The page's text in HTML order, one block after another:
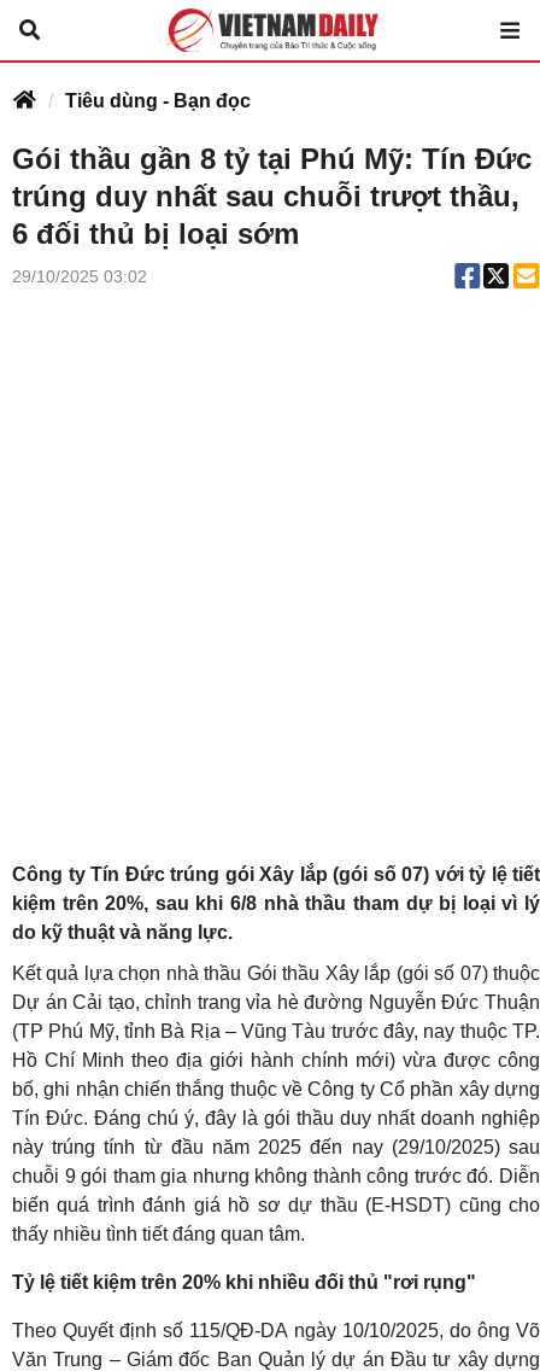
Tiêu dùng - Bạn đọc
Gói thầu gần 8 tỷ tại Phú Mỹ: Tín Đức
trúng duy nhất sau chuỗi trượt thầu,
6 đối thủ bị loại sớm
29/10/2025 03:02
Công ty Tín Đức trúng gói Xây lắp (gói số 07) với tỷ lệ tiết
kiệm trên 20%, sau khi 6/8 nhà thầu tham dự bị loại vì lý
do kỹ thuật và năng lực.
Kết quả lựa chọn nhà thầu Gói thầu Xây lắp (gói số 07) thuộc
Dự án Cải tạo, chỉnh trang vỉa hè đường Nguyễn Đức Thuận
(TP Phú Mỹ, tỉnh Bà Rịa – Vũng Tàu trước đây, nay thuộc TP.
Hồ Chí Minh theo địa giới hành chính mới) vừa được công
bố, ghi nhận chiến thắng thuộc về Công ty Cổ phần xây dựng
Tín Đức. Đáng chú ý, đây là gói thầu duy nhất doanh nghiệp
này trúng tính từ đầu năm 2025 đến nay (29/10/2025) sau
chuỗi 9 gói tham gia nhưng không thành công trước đó. Diễn
biến quá trình đánh giá hồ sơ dự thầu (E-HSDT) cũng cho
thấy nhiều tình tiết đáng quan tâm.
Tỷ lệ tiết kiệm trên 20% khi nhiều đối thủ "rơi rụng"
Theo Quyết định số 115/QĐ-DA ngày 10/10/2025, do ông Võ
Văn Trung – Giám đốc Ban Quản lý dự án Đầu tư xây dựng